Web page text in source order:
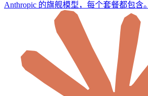
Anthropic 的旗舰模型，每个套餐都包含。